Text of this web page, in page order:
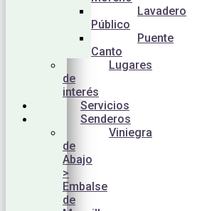
Lavadero
Público
Puente
Canto
Lugares
de
interés
Servicios
Senderos
Viniegra
de
Abajo
>
Embalse
de